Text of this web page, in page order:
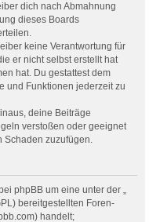
dich nach Abmahnung
dieses Boards
keine Verantwortung für
er nicht selbst erstellt hat
hat. Du gestattest dem
und Funktionen jederzeit zu
deine Beiträge
verstoßen oder geeignet
Schaden zuzufügen.
phpBB um eine unter der „
bereitgestellten Foren-
handelt;